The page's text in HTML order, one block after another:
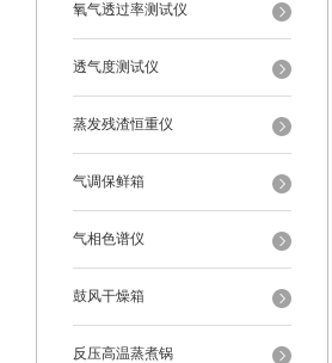
氧气透过率测试仪
透气度测试仪
蒸发残渣恒重仪
气调保鲜箱
气相色谱仪
鼓风干燥箱
反压高温蒸煮锅